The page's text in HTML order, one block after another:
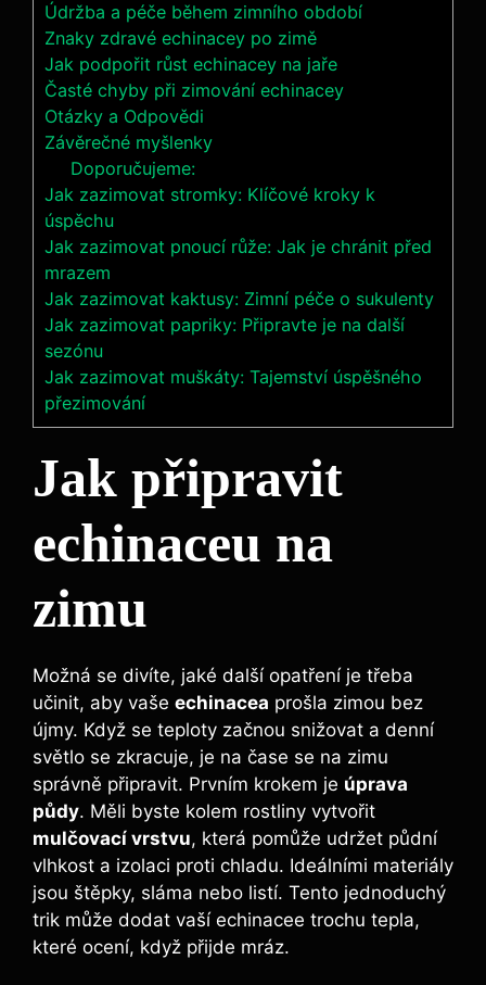
Údržba a péče‌ během zimního období
Znaky zdravé echinacey ‍po ⁣zimě
Jak podpořit růst echinacey ⁢na‍ jaře
Časté chyby při zimování echinacey
Otázky a Odpovědi
Závěrečné myšlenky
Doporučujeme:
Jak zazimovat stromky: Klíčové kroky k
úspěchu
Jak zazimovat pnoucí růže: Jak je chránit před
mrazem
Jak zazimovat kaktusy: Zimní péče o sukulenty
Jak zazimovat papriky: Připravte je na další
sezónu
Jak zazimovat muškáty: Tajemství úspěšného
přezimování
Jak připravit
echinaceu‍ na
zimu
Možná se divíte, jaké další opatření ⁣je třeba
učinit, aby vaše echinacea prošla zimou bez
újmy. Když se teploty začnou​ snižovat⁣ a denní
světlo se zkracuje, je ‍na čase ​se na⁤ zimu
správně připravit. Prvním krokem je úprava
půdy.⁤ Měli byste kolem rostliny vytvořit
mulčovací vrstvu, která ⁤pomůže udržet půdní
vlhkost a⁤ izolaci⁣ proti chladu. Ideálními materiály
jsou štěpky, sláma nebo listí. Tento jednoduchý
trik může dodat ⁣vaší echinacee trochu tepla,
které ocení, ⁣když přijde mráz.